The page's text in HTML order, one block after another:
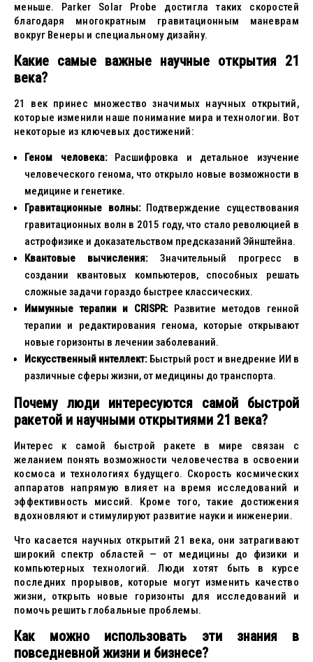
меньше. Parker Solar Probe достигла таких скоростей
благодаря многократным гравитационным маневрам
вокруг Венеры и специальному дизайну.
Какие самые важные научные открытия 21
века?
21 век принес множество значимых научных открытий,
которые изменили наше понимание мира и технологии. Вот
некоторые из ключевых достижений:
Геном человека:Расшифровка и детальное изучение
человеческого генома, что открыло новые возможности в
медицине и генетике.
Гравитационные волны:Подтверждение существования
гравитационных волн в 2015 году, что стало революцией в
астрофизике и доказательством предсказаний Эйнштейна.
Квантовые вычисления:Значительный прогресс в
создании квантовых компьютеров, способных решать
сложные задачи гораздо быстрее классических.
Иммунные терапии и CRISPR:Развитие методов генной
терапии и редактирования генома, которые открывают
новые горизонты в лечении заболеваний.
Искусственный интеллект:Быстрый рост и внедрение ИИ в
различные сферы жизни, от медицины до транспорта.
Почему люди интересуются самой быстрой
ракетой и научными открытиями 21 века?
Интерес к самой быстрой ракете в мире связан с
желанием понять возможности человечества в освоении
космоса и технологиях будущего. Скорость космических
аппаратов напрямую влияет на время исследований и
эффективность миссий. Кроме того, такие достижения
вдохновляют и стимулируют развитие науки и инженерии.
Что касается научных открытий 21 века, они затрагивают
широкий спектр областей — от медицины до физики и
компьютерных технологий. Люди хотят быть в курсе
последних прорывов, которые могут изменить качество
жизни, открыть новые горизонты для исследований и
помочь решить глобальные проблемы.
Как можно использовать эти знания в
повседневной жизни и бизнесе?